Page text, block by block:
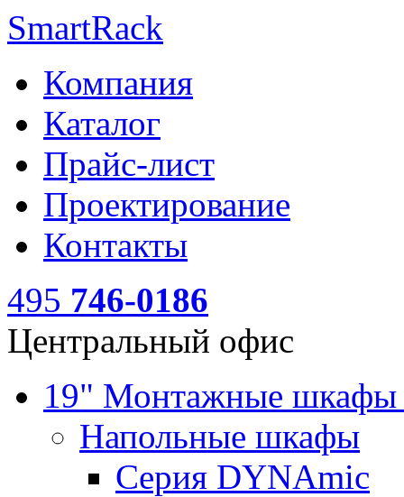
SmartRack
Компания
Каталог
Прайс-лист
Проектирование
Контакты
495 746-0186
Центральный офис
19" Монтажные
Напольные шкафы
Серия DYNAmic